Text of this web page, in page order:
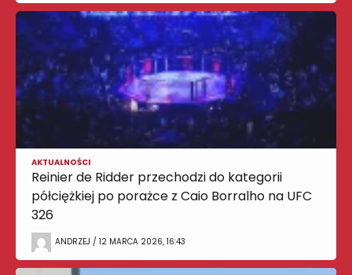
AKTUALNOŚCI
Reinier de Ridder przechodzi do kategorii
półciężkiej po porażce z Caio Borralho na UFC
326
ANDRZEJ / 12 MARCA 2026, 16:43